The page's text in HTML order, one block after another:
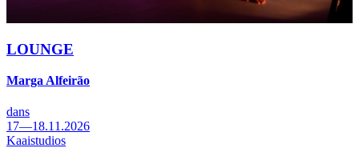
LOUNGE
Marga Alfeirão
dans
17—18.11.2026
Kaaistudios